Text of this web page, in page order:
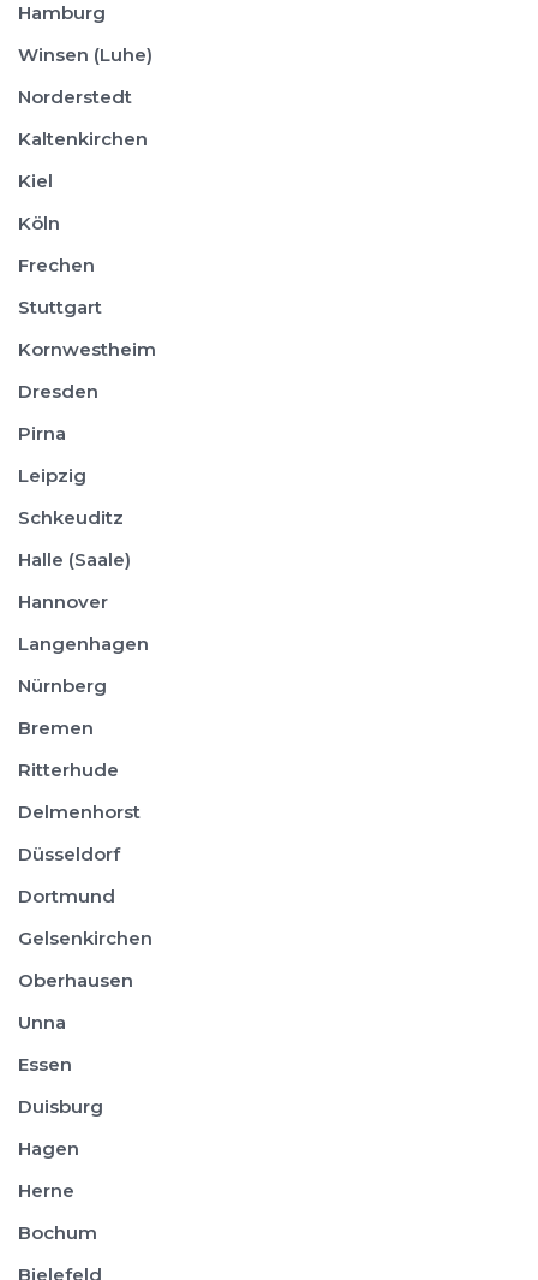
Hamburg
Winsen (Luhe)
Norderstedt
Kaltenkirchen
Kiel
Köln
Frechen
Stuttgart
Kornwestheim
Dresden
Pirna
Leipzig
Schkeuditz
Halle (Saale)
Hannover
Langenhagen
Nürnberg
Bremen
Ritterhude
Delmenhorst
Düsseldorf
Dortmund
Gelsenkirchen
Oberhausen
Unna
Essen
Duisburg
Hagen
Herne
Bochum
Bielefeld